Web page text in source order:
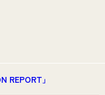
REPORT」